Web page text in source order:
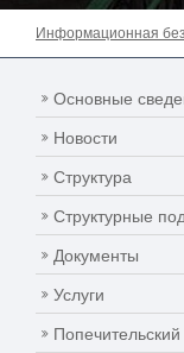
Информационная
Основные
Новости
Структура
Структурные
Документы
Услуги
Попечительский